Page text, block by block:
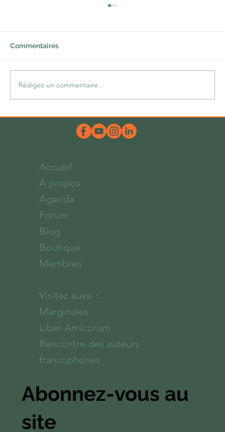
Commentaires
Rédigez un commentaire...
Abonnez-vous au
site
Accueil
À propos
Agenda
Forum
Blog
Boutique
Membres
Visitez aussi :
Marginales
Liber Amicorum
Rencontre des auteurs
francophones